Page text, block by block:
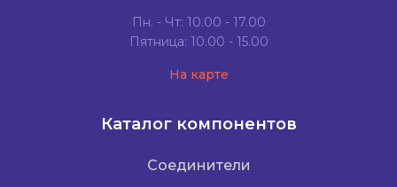
Пн. - Чт: 10.00 - 17.00
Пятница: 10.00 - 15.00
На карте
Каталог компонентов
Соединители